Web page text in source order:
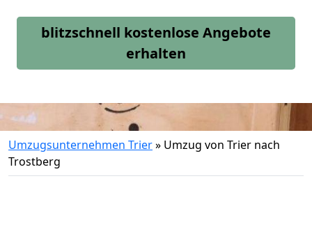
blitzschnell kostenlose Angebote
erhalten
Umzugsunternehmen Trier» Umzug von Trier nach
Trostberg